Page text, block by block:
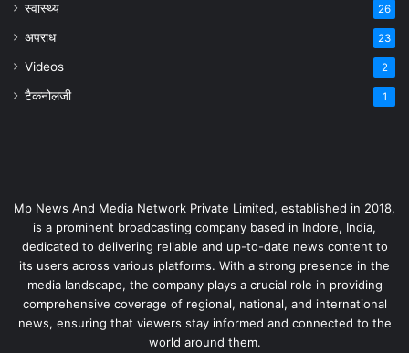
स्वास्थ्य 26
अपराध 23
Videos 2
टैकनोलजी 1
Mp News And Media Network Private Limited, established in 2018,
is a prominent broadcasting company based in Indore, India,
dedicated to delivering reliable and up-to-date news content to
its users across various platforms. With a strong presence in the
media landscape, the company plays a crucial role in providing
comprehensive coverage of regional, national, and international
news, ensuring that viewers stay informed and connected to the
world around them.